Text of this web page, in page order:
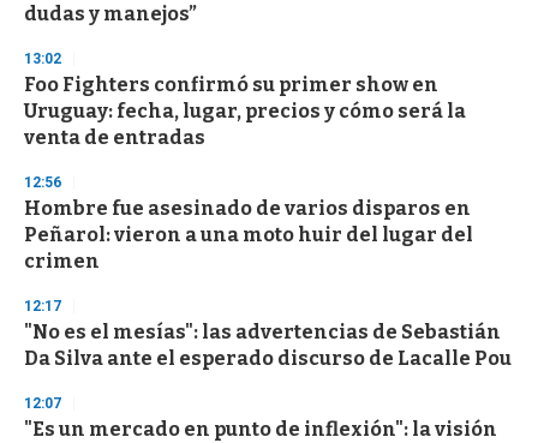
n
dudas y manejos”
13:02
Foo Fighters confirmó su primer show en
Uruguay: fecha, lugar, precios y cómo será la
venta de entradas
12:56
Hombre fue asesinado de varios disparos en
Peñarol: vieron a una moto huir del lugar del
crimen
12:17
"No es el mesías": las advertencias de Sebastián
Da Silva ante el esperado discurso de Lacalle Pou
12:07
"Es un mercado en punto de inflexión": la visión